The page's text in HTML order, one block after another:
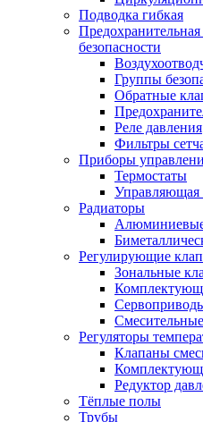
Подводка гибкая
безопасности
Группы
Обратные
Реле давления
Фильтры
Приборы
Термостаты
Управляющая
Радиаторы
Регулирующие
Зональные
Регуляторы
Клапаны
Редуктор
Тёплые полы
Трубы